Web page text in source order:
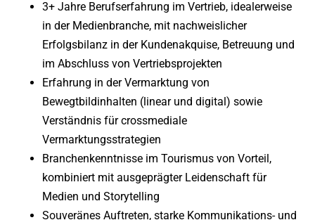
3+ Jahre Berufserfahrung im Vertrieb, idealerweise
in der Medienbranche, mit nachweislicher
Erfolgsbilanz in der Kundenakquise, Betreuung und
im Abschluss von Vertriebsprojekten
Erfahrung in der Vermarktung von
Bewegtbildinhalten (linear und digital) sowie
Verständnis für crossmediale
Vermarktungsstrategien
Branchenkenntnisse im Tourismus von Vorteil,
kombiniert mit ausgeprägter Leidenschaft für
Medien und Storytelling
Souveränes Auftreten, starke Kommunikations- und